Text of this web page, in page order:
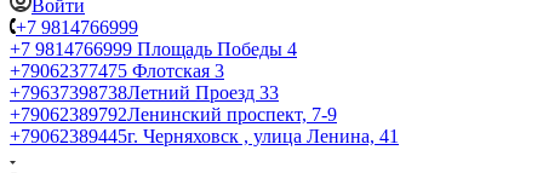
Войти
+7 9814766999
+7 9814766999 Площадь Победы 4
+79062377475 Флотская 3
+79637398738Летний Проезд 33
+79062389792Ленинский проспект, 7-9
+79062389445г. Черняховск , улица Ленина, 41